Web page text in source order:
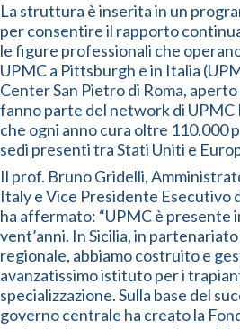
La struttura è inserita in un
per consentire il rapporto
le figure professionali che
UPMC a Pittsburgh e in Italia
Center San Pietro di Roma,
fanno parte del network di
che ogni anno cura oltre 110.000
sedi presenti tra Stati Uniti e
Il prof. Bruno Gridelli,
Italy e Vice Presidente Esecutivo
ha affermato: “UPMC è presente
vent’anni. In Sicilia, in
regionale, abbiamo costruito e
avanzatissimo istituto per i
specializzazione. Sulla base del
governo centrale ha creato la